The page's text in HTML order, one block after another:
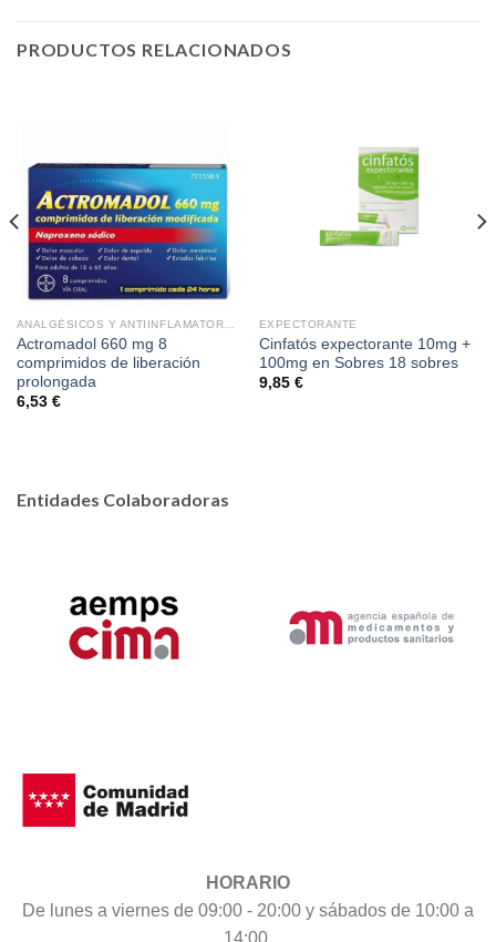
PRODUCTOS RELACIONADOS
Actromadol 660 mg 8
comprimidos de liberación
prolongada
6,53 €
EXPECTORANTE
Cinfatós expectorante 10mg +
100mg en Sobres 18 sobres
9,85 €
Entidades Colaboradoras
HORARIO
De lunes a viernes de 09:00 - 20:00 y sábados de 10:00 a